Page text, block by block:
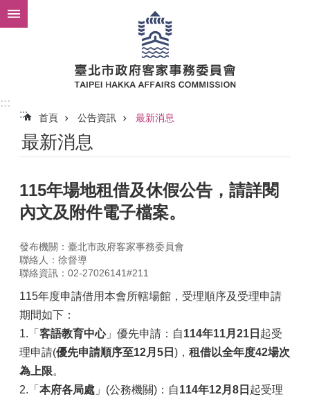
跳到主要內容區塊
:::
:::
首頁 公告資訊 最新消息
最新消息
115年場地租借及休假公告，請詳閱
內文及附件電子檔案。
發布機關：臺北市政府客家事務委員會
聯絡人：徐督導
聯絡資訊：02-27026141#211
115年度申請借用本會所轄場館，受理順序及受理申請
期間如下：
1.「 客語教育中心」優先申請：自114年11月21日 起受
理申請(優先申請順序至12月5日 )， 租借以全年度42場次
為上限。
2.「 本府各局處 」(公務機關)：自114年12月8日 起受理